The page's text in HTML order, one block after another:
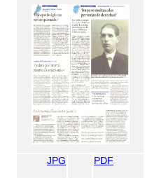
JPG PDF